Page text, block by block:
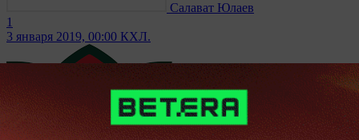
Салават Юлаев
1
3 января 2019, 00:00 КХЛ.